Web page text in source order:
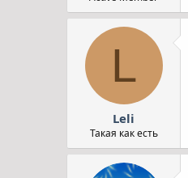
L
Leli
Такая как есть